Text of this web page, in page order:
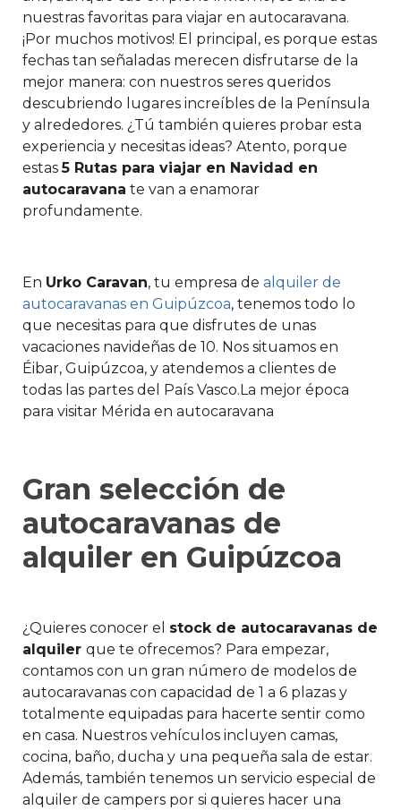
nuestras favoritas para viajar en autocaravana.
¡Por muchos motivos! El principal, es porque estas
fechas tan señaladas merecen disfrutarse de la
mejor manera: con nuestros seres queridos
descubriendo lugares increíbles de la Península
y alrededores. ¿Tú también quieres probar esta
experiencia y necesitas ideas? Atento, porque
estas5 Rutas para viajar en Navidad en
autocaravana te van a enamorar
profundamente.
En Urko Caravan, tu empresa de alquiler de
autocaravanas en Guipúzcoa, tenemos todo lo
que necesitas para que disfrutes de unas
vacaciones navideñas de 10. Nos situamos en
Éibar, Guipúzcoa, y atendemos a clientes de
todas las partes del País Vasco. La mejor época
para visitar Mérida en autocaravana
Gran selección de
autocaravanas de
alquiler en Guipúzcoa
¿Quieres conocer el stock de autocaravanas de
alquiler que te ofrecemos? Para empezar,
contamos con un gran número de modelos de
autocaravanas con capacidad de 1 a 6 plazas y
totalmente equipadas para hacerte sentir como
en casa. Nuestros vehículos incluyen camas,
cocina, baño, ducha y una pequeña sala de estar.
Además, también tenemos un servicio especial de
alquiler de campers por si quieres hacer una